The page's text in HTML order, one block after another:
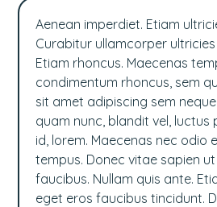
Aenean imperdiet. Etiam
Curabitur ullamcorper ultricies
Etiam rhoncus. Maecenas
condimentum rhoncus, sem
sit amet adipiscing sem
quam nunc, blandit vel, luctus
id, lorem. Maecenas nec odio
tempus. Donec vitae sapien
faucibus. Nullam quis ante.
eget eros faucibus tincidunt.